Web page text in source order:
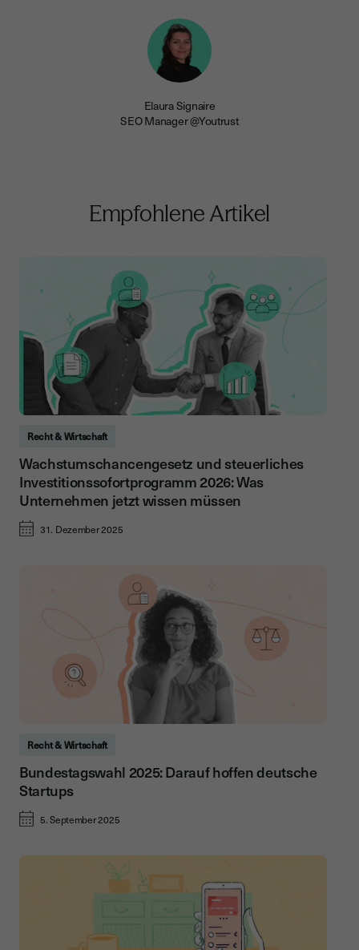
Elaura Signaire
SEO Manager @Youtrust
Empfohlene Artikel
Recht & Wirtschaft
Wachstumschancengesetz und steuerliches
Investitionssofortprogramm 2026: Was
Unternehmen jetzt wissen müssen
31. Dezember 2025
Recht & Wirtschaft
Bundestagswahl 2025: Darauf hoffen deutsche
Startups
5. September 2025